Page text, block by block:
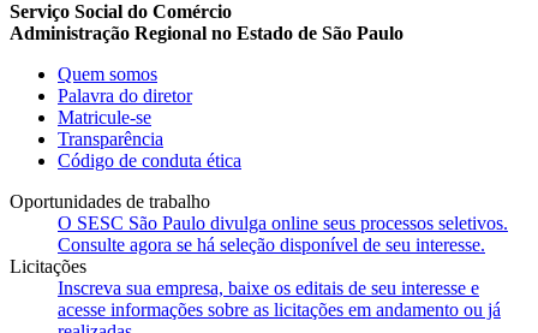
Serviço Social do Comércio
Administração Regional no Estado de São Paulo
Quem somos
Palavra do diretor
Matricule-se
Transparência
Código de conduta ética
Oportunidades de trabalho
O SESC São Paulo divulga online seus processos seletivos.
Consulte agora se há seleção disponível de seu interesse.
Licitações
Inscreva sua empresa, baixe os editais de seu interesse e
acesse informações sobre as licitações em andamento ou já